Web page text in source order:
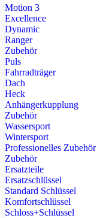
Motion 3
Excellence
Dynamic
Ranger
Zubehör
Puls
Fahrradträger
Dach
Heck
Anhängerkupplung
Zubehör
Wassersport
Wintersport
Professionelles Zubehör
Zubehör
Ersatzteile
Ersatzschlüssel
Standard Schlüssel
Komfortschlüssel
Schloss+Schlüssel